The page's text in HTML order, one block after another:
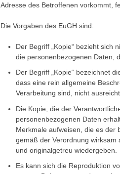
Adresse des Betroffenen vorkommt,
Die Vorgaben des EuGH sind:
Der Begriff „Kopie“ bezieht sich
die personenbezogenen Daten,
Der Begriff „Kopie“ bezeichnet
dass eine rein allgemeine
Verarbeitung sind, nicht ausreicht.
Die Kopie, die der
personenbezogenen Daten
Merkmale aufweisen, die es der
gemäß der Verordnung wirksam
und originalgetreu wiedergeben.
Es kann sich die Reproduktion